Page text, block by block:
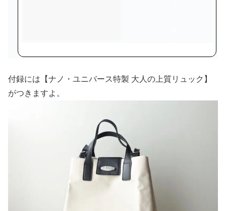
付録には【ナノ・ユニバース特製 大人の上質リュック】
がつきますよ。